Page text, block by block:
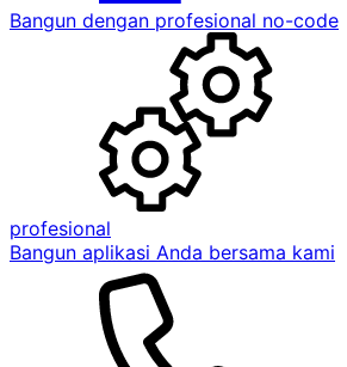
Bangun dengan profesional no-code
profesional
Bangun aplikasi Anda bersama kami